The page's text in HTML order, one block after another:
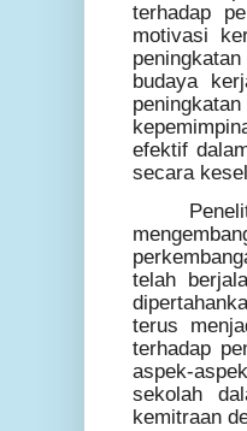
terhadap
motivasi
budaya
efektif
secara
telah
terus
terhadap
aspek-
sekolah
kemitraan